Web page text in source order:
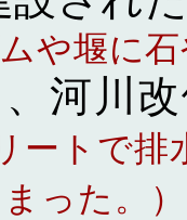
ムや堰に
、河川
ートで
った。）